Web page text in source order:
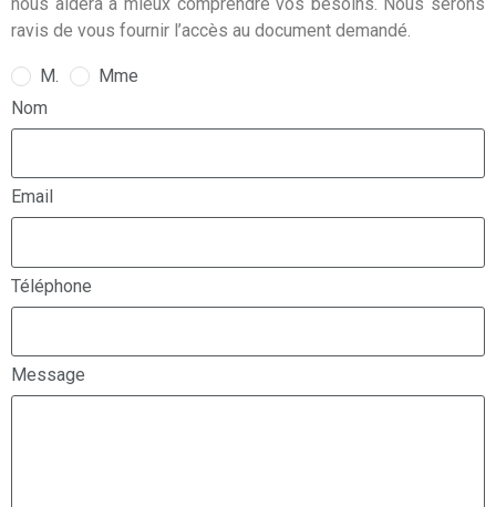
nous aidera à mieux comprendre vos besoins. Nous serons
ravis de vous fournir l’accès au document demandé.
M.
Mme
Nom
Email
Téléphone
Message